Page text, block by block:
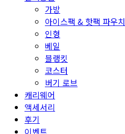
가방
아이스팩 & 핫팩 파우치
인형
베일
블랭킷
코스터
버기 로브
캐리웨어
액세서리
후기
이벤트